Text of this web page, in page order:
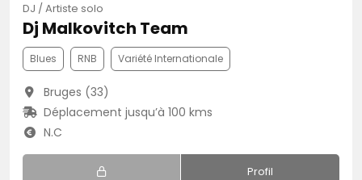
DJ / Artiste solo
Dj Malkovitch Team
Blues RNB Variété Internationale
Bruges (33)
Déplacement jusqu’à 100 kms
N.C
Profil